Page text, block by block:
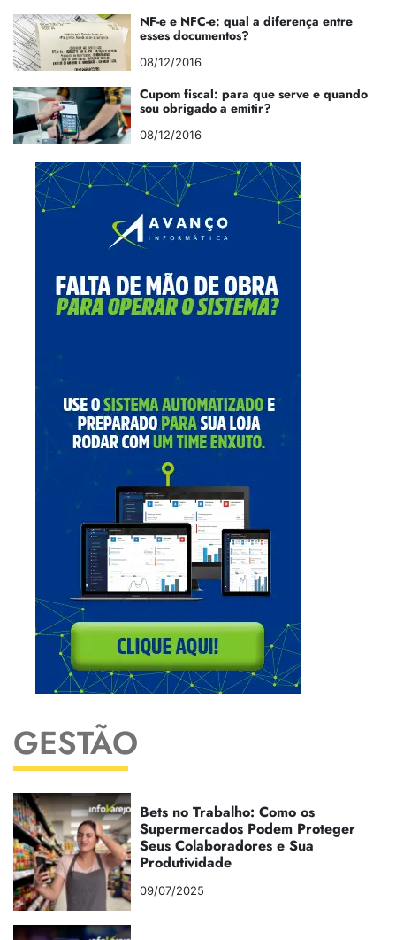
NF-e e NFC-e: qual a diferença entre
esses documentos?
08/12/2016
Cupom fiscal: para que serve e quando
sou obrigado a emitir?
08/12/2016
GESTÃO
Bets no Trabalho: Como os
Supermercados Podem Proteger
Seus Colaboradores e Sua
Produtividade
09/07/2025